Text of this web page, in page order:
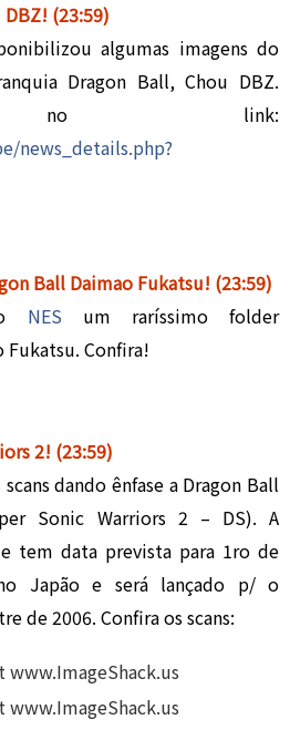
DBZ! (23:59)
algumas imagens do
Dragon Ball, Chou DBZ.
no link:
news_details.php?
Ball Daimao Fukatsu! (23:59)
NES um raríssimo folder
Confira!
2! (23:59)
dando ênfase a Dragon Ball
Sonic Warriors 2 – DS). A
tem data prevista para 1ro de
Japão e será lançado p/ o
de 2006. Confira os scans: